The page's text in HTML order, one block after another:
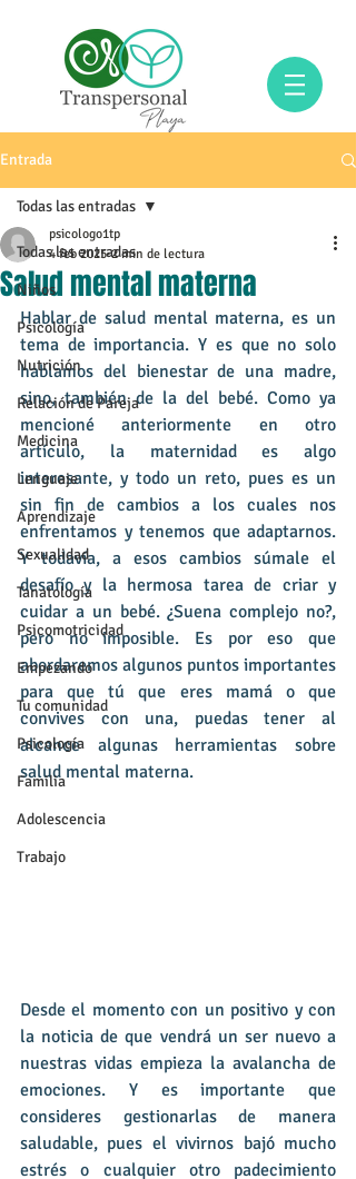
Entrada
Todas las entradas
Niños
Psicología
Nutrición
Relación de Pareja
Medicina
Lenguaje
Aprendizaje
Sexualidad
Tanatología
Psicomotricidad
Empezando
Tu comunidad
Psicología
Familia
Adolescencia
Trabajo
Todas las entradas
Salud mental materna
psicologo1tp
4 feb 2025 2 min de lectura
Hablar de salud mental materna, es un
tema de importancia. Y es que no solo
hablamos del bienestar de una madre,
sino, también de la del bebé. Como ya
mencioné anteriormente en otro
artículo, la maternidad es algo
interesante, y todo un reto, pues es un
sin fin de cambios a los cuales nos
enfrentamos y tenemos que adaptarnos.
Y todavía, a esos cambios súmale el
desafío y la hermosa tarea de criar y
cuidar a un bebé. ¿Suena complejo no?,
pero no imposible. Es por eso que
abordaremos algunos puntos importantes
para que tú que eres mamá o que
convives con una, puedas tener al
alcance algunas herramientas sobre
salud mental materna.
Desde el momento con un positivo y con
la noticia de que vendrá un ser nuevo a
nuestras vidas empieza la avalancha de
emociones. Y es importante que
consideres gestionarlas de manera
saludable, pues el vivirnos bajó mucho
estrés o cualquier otro padecimiento